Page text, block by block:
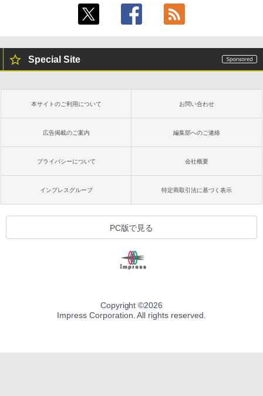
レージ、ノート機能搭載、明るさ自動調
整、色調調節ライト、プレミアムペン付
き、グラファイト
￥115,980
Special Site
本サイトのご利用について お問い合わせ
広告掲載のご案内 編集部へのご連絡
プライバシーについて 会社概要
インプレスグループ 特定商取引法に基づく表示
PC版で見る
Copyright ©2026
Impress Corporation. All rights reserved.